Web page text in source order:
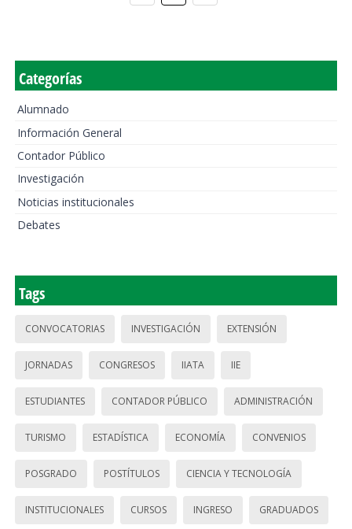
Categorías
Alumnado
Información General
Contador Público
Investigación
Noticias institucionales
Debates
Tags
CONVOCATORIAS INVESTIGACIÓN EXTENSIÓN
JORNADAS CONGRESOS IIATA IIE
ESTUDIANTES CONTADOR PÚBLICO ADMINISTRACIÓN
TURISMO ESTADÍSTICA ECONOMÍA CONVENIOS
POSGRADO POSTÍTULOS CIENCIA Y TECNOLOGÍA
INSTITUCIONALES CURSOS INGRESO GRADUADOS